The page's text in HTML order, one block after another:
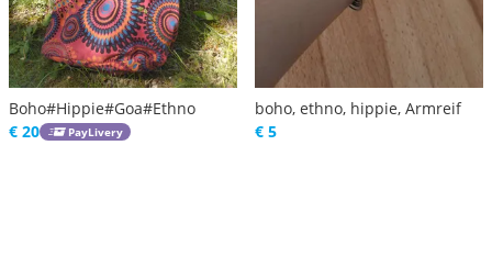
Boho#Hippie#Goa#Ethno
€ 20
PayLivery
boho, ethno, hippie, Armreif
€ 5